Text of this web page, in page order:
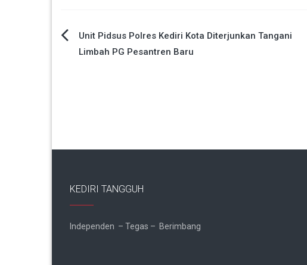
Navigasi
Unit Pidsus Polres Kediri Kota Diterjunkan Tangani
Limbah PG Pesantren Baru
KEDIRI TANGGUH
Independen – Tegas – Berimbang